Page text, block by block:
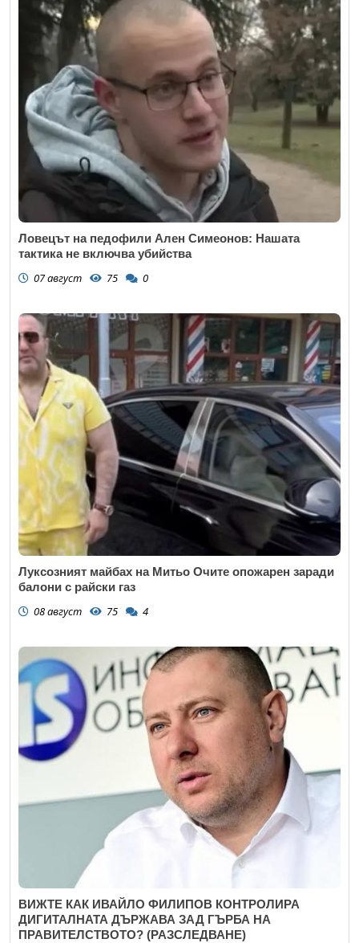
Ловецът на педофили Ален Симеонов: Нашата
тактика не включва убийства
07 август 75 0
Луксозният майбах на Митьо Очите опожарен заради
балони с райски газ
08 август 75 4
ВИЖТЕ КАК ИВАЙЛО ФИЛИПОВ КОНТРОЛИРА
ДИГИТАЛНАТА ДЪРЖАВА ЗАД ГЪРБА НА
ПРАВИТЕЛСТВОТО? (РАЗСЛЕДВАНЕ)